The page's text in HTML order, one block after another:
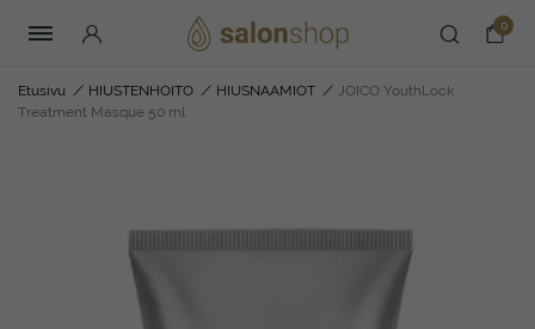
0
Etusivu / HIUSTENHOITO / HIUSNAAMIOT / JOICO YouthLock
Treatment Masque 50 ml